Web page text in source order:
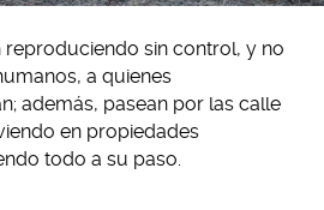
reproduciendo sin control, y no
a quienes
además, pasean por las calle
en propiedades
todo a su paso.